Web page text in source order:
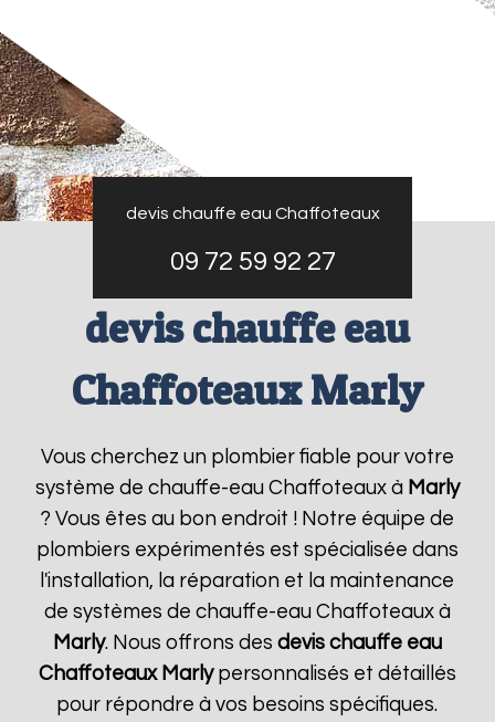
devis chauffe eau Chaffoteaux
09 72 59 92 27
devis chauffe eau
Chaffoteaux Marly
Vous cherchez un plombier fiable pour votre
système de chauffe-eau Chaffoteaux à Marly
? Vous êtes au bon endroit ! Notre équipe de
plombiers expérimentés est spécialisée dans
l'installation, la réparation et la maintenance
de systèmes de chauffe-eau Chaffoteaux à
Marly. Nous offrons des devis chauffe eau
Chaffoteaux Marlypersonnalisés et détaillés
pour répondre à vos besoins spécifiques.